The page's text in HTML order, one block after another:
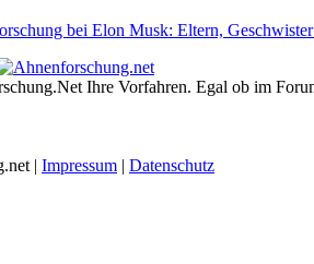
bei Elon Musk: Eltern,
Ihre Vorfahren. Egal ob im
| Impressum | Datenschutz